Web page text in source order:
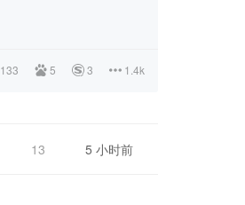
133 5 3 1.4k
13 5 小时前